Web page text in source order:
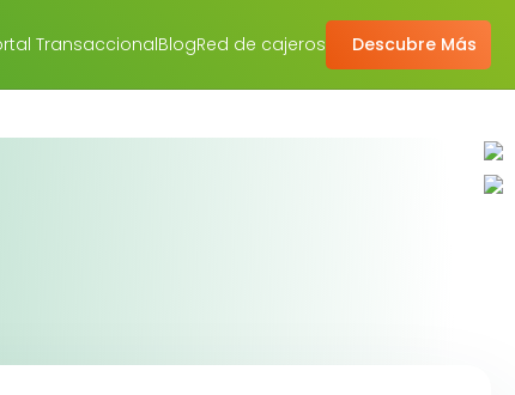
TransaccionalBlogRed de cajeros Descubre Más